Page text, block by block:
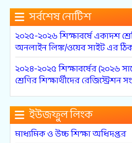
সর্বশেষ নোটিশ
২০২৫-২০২৬ শিক্ষাবর্ষে একাদশ
অনলাইন লিঙ্ক/ওয়েব সাইট এর
২০২৪-২০২৫ শিক্ষাবর্ষের (২০২৬
শ্রেণির শিক্ষার্থীদের রেজিস্ট্রেশন
ইউজফুল লিংক
মাধ্যমিক ও উচ্চ শিক্ষা অধিদপ্তর